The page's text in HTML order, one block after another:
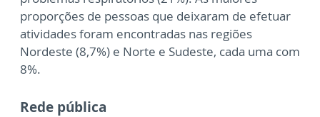
proporções de pessoas que deixaram de efetuar
atividades foram encontradas nas regiões
Nordeste (8,7%) e Norte e Sudeste, cada uma com
8%.
Rede pública